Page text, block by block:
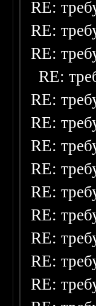
RE:
RE:
RE:
RE:
RE:
RE:
RE:
RE:
RE:
RE:
RE:
RE:
RE: